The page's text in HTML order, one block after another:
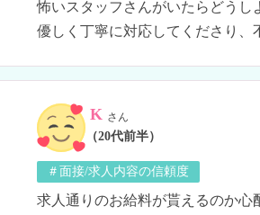
怖いスタッフさんがいたらどうし
優しく丁寧に対応してくださり、
K さん
（20代前半）
＃面接/求人内容の信頼度
求人通りのお給料が貰えるのか